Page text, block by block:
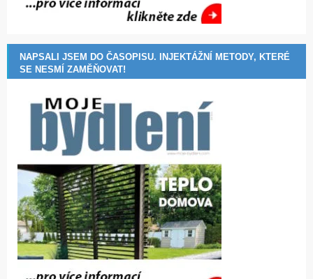
NAPSALI JSEM DO ČASOPISU. INJEKTÁŽNÍ METODY, KTERÉ
SE NESMÍ ZAMĚŇOVAT!